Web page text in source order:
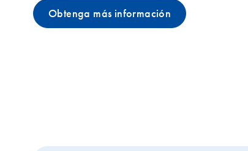
Obtenga más información